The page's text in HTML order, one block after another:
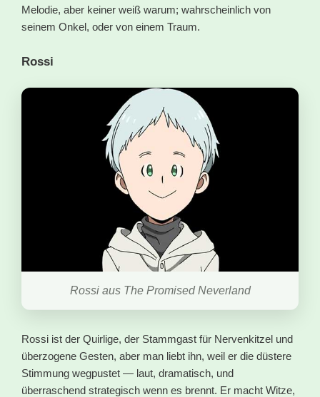
Melodie, aber keiner weiß warum; wahrscheinlich von
seinem Onkel, oder von einem Traum.
Rossi
Rossi aus The Promised Neverland
Rossi ist der Quirlige, der Stammgast für Nervenkitzel und
überzogene Gesten, aber man liebt ihn, weil er die düstere
Stimmung wegpustet — laut, dramatisch, und
überraschend strategisch wenn es brennt. Er macht Witze,